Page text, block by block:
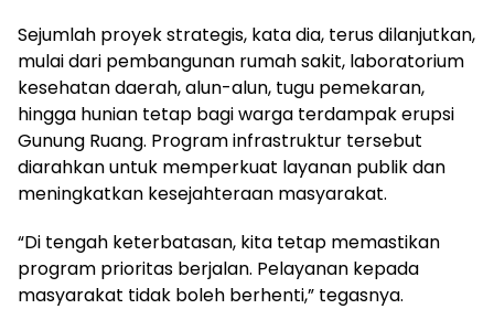
Sejumlah proyek strategis, kata dia, terus dilanjutkan,
mulai dari pembangunan rumah sakit, laboratorium
kesehatan daerah, alun-alun, tugu pemekaran,
hingga hunian tetap bagi warga terdampak erupsi
Gunung Ruang. Program infrastruktur tersebut
diarahkan untuk memperkuat layanan publik dan
meningkatkan kesejahteraan masyarakat.
“Di tengah keterbatasan, kita tetap memastikan
program prioritas berjalan. Pelayanan kepada
masyarakat tidak boleh berhenti,” tegasnya.